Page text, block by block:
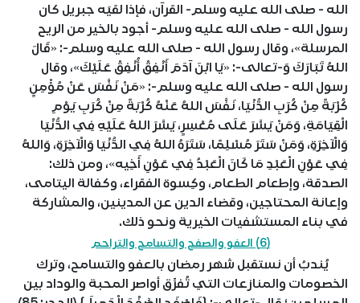
الله - صلى الله عليه وسلم- القرآن، فإذا لقيَه جبريل كان
رسول الله - صلى الله عليه وسلم- أجود بالخير من الريح
المرسلة»، وقال رسول الله - صلى الله عليه وسلم-: «قَالَ
اللهُ تَبَارَكَ وَ-تعالى-: «يَا ابْنَ آدَمَ أَنْفِقْ أُنْفِقْ عَلَيْكَ»، وقال
رسول الله - صلى الله عليه وسلم-: «مَنْ نَفَّسَ عَنْ مُؤْمِنٍ
كُرْبَةً مِنْ كُرَبِ الدُّنْيَا، نَفَّسَ اللهُ عَنْهُ كُرْبَةً مِنْ كُرَبِ يَوْمِ
الْقِيَامَةِ، وَمَنْ يَسَّرَ عَلَى مُعْسِرٍ، يَسَّرَ اللهُ عَلَيْهِ فِي الدُّنْيَا
وَالْآخِرَةِ، وَمَنْ سَتَرَ مُسْلِمًا، سَتَرَهُ اللهُ فِي الدُّنْيَا وَالْآخِرَةِ، وَاللهُ
فِي عَوْنِ الْعَبْدِ مَا كَانَ الْعَبْدُ فِي عَوْنِ أَخِيه»، ومن ذلك:
الصدقة، وإطعام الطعام، وكِسوة الفقراء، وكفالة اليتامى،
وإعانة المحتاجين، وقضاء الدين عن المدينين، والمشاركة
في بناء المستشفيات الخيرية ونحو ذلك.
(6) العفو والصفح والتسامح والتراحم
يُندبُ أن نستقبل شهر رمضان بالعفو والتسامح، وترك
الخصومات والمنازعات التي تُفرِّق أواصر المحبة والوداد بين